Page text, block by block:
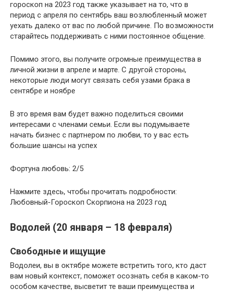
гороскоп на 2023 год также указывает на то, что в
период с апреля по сентябрь ваш возлюбленный может
уехать далеко от вас по любой причине. По возможности
старайтесь поддерживать с ними постоянное общение.
Помимо этого, вы получите огромные преимущества в
личной жизни в апреле и марте. С другой стороны,
некоторые люди могут связать себя узами брака в
сентябре и ноябре
В это время вам будет важно поделиться своими
интересами с членами семьи. Если вы подумываете
начать бизнес с партнером по любви, то у вас есть
большие шансы на успех
Фортуна любовь: 2/5
Нажмите здесь, чтобы прочитать подробности:
Любовный-Гороскоп Скорпиона на 2023 год
Водолей (20 января – 18 февраля)
Свободные и ищущие
Водолеи, вы в октябре можете встретить того, кто даст
вам новый контекст, поможет осознать себя в каком-то
особом качестве, высветит те ваши преимущества и